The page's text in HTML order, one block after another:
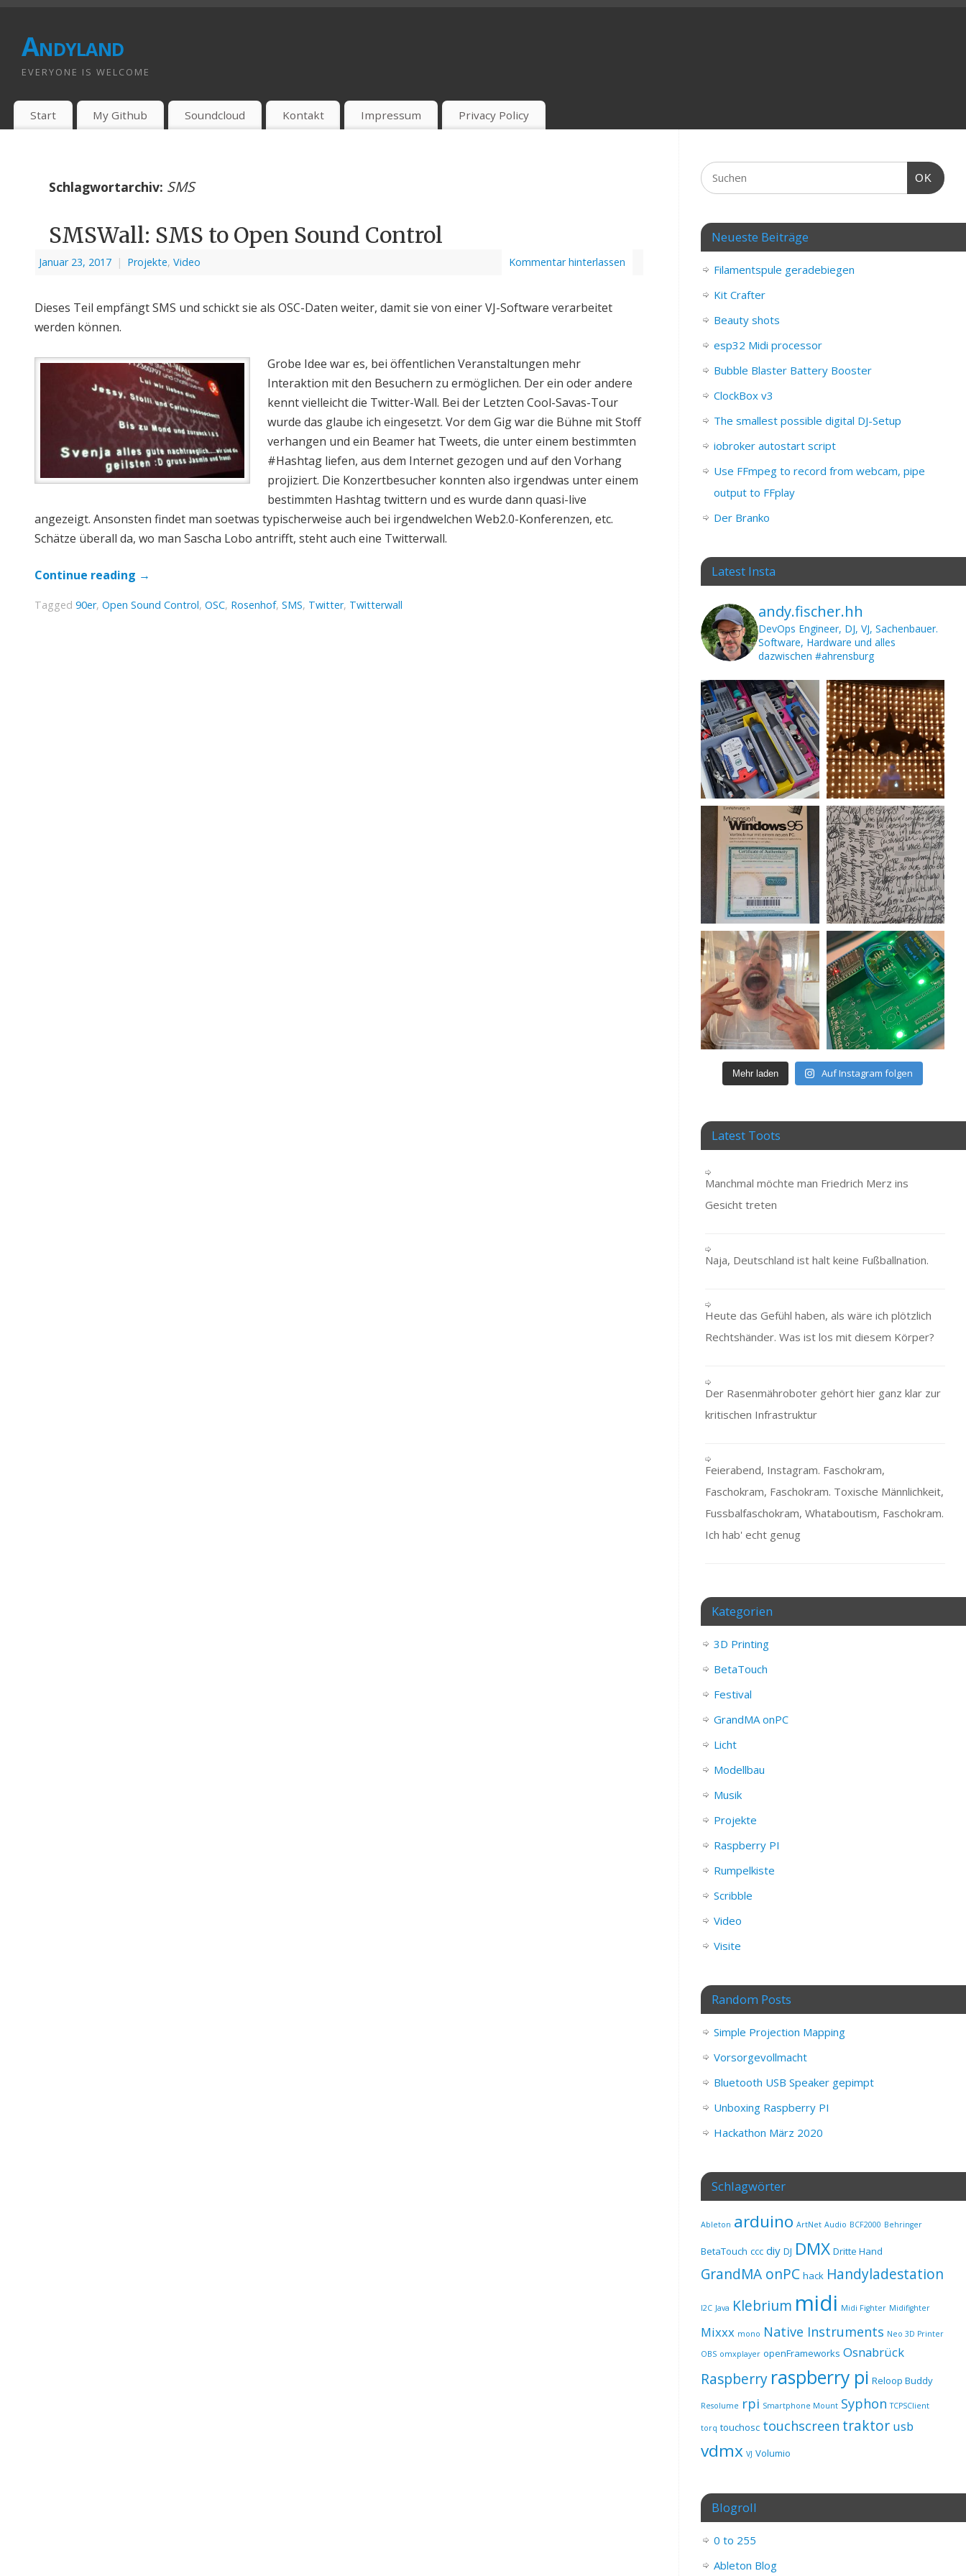
Andyland
EVERYONE IS WELCOME
Start My Github Soundcloud Kontakt Impressum Privacy Policy
Schlagwortarchiv: SMS
SMSWall: SMS to Open Sound Control
Januar 23, 2017 | Projekte, Video Kommentar hinterlassen
Dieses Teil empfängt SMS und schickt sie als OSC-Daten weiter, damit sie von einer VJ-Software verarbeitet
werden können.
Grobe Idee war es, bei öffentlichen Veranstaltungen mehr
Interaktion mit den Besuchern zu ermöglichen. Der ein oder andere
kennt vielleicht die Twitter-Wall. Bei der Letzten Cool-Savas-Tour
wurde das glaube ich eingesetzt. Vor dem Gig war die Bühne mit Stoff
verhangen und ein Beamer hat Tweets, die unter einem bestimmten
#Hashtag liefen, aus dem Internet gezogen und auf den Vorhang
projiziert. Die Konzertbesucher konnten also irgendwas unter einem
bestimmten Hashtag twittern und es wurde dann quasi-live
angezeigt. Ansonsten findet man soetwas typischerweise auch bei irgendwelchen Web2.0-Konferenzen, etc.
Schätze überall da, wo man Sascha Lobo antrifft, steht auch eine Twitterwall.
Continue reading →
Tagged 90er, Open Sound Control, OSC, Rosenhof, SMS, Twitter, Twitterwall
OK
Neueste Beiträge
Filamentspule geradebiegen
Kit Crafter
Beauty shots
esp32 Midi processor
Bubble Blaster Battery Booster
ClockBox v3
The smallest possible digital DJ-Setup
iobroker autostart script
Use FFmpeg to record from webcam, pipe
output to FFplay
Der Branko
Latest Insta
andy.fischer.hh
DevOps Engineer, DJ, VJ, Sachenbauer.
Software, Hardware und alles
dazwischen #ahrensburg
Mehr laden Auf Instagram folgen
Latest Toots
Manchmal möchte man Friedrich Merz ins
Gesicht treten
Naja, Deutschland ist halt keine Fußballnation.
Heute das Gefühl haben, als wäre ich plötzlich
Rechtshänder. Was ist los mit diesem Körper?
Der Rasenmähroboter gehört hier ganz klar zur
kritischen Infrastruktur
Feierabend, Instagram. Faschokram,
Faschokram, Faschokram. Toxische Männlichkeit,
Fussbalfaschokram, Whataboutism, Faschokram.
Ich hab' echt genug
Kategorien
3D Printing
BetaTouch
Festival
GrandMA onPC
Licht
Modellbau
Musik
Projekte
Raspberry PI
Rumpelkiste
Scribble
Video
Visite
Random Posts
Simple Projection Mapping
Vorsorgevollmacht
Bluetooth USB Speaker gepimpt
Unboxing Raspberry PI
Hackathon März 2020
Schlagwörter
Ableton arduino ArtNet Audio BCF2000 Behringer
BetaTouch ccc diy DJ DMX Dritte Hand
GrandMA onPC hack Handyladestation
I2C Java Klebrium midi Midi Fighter Midifighter
Mixxx mono Native Instruments Neo 3D Printer
OBS omxplayer openFrameworks Osnabrück
Raspberry raspberry pi Reloop Buddy
Resolume rpi Smartphone Mount Syphon TCPSClient
torq touchosc touchscreen traktor usb
vdmx VJ Volumio
Blogroll
0 to 255
Ableton Blog